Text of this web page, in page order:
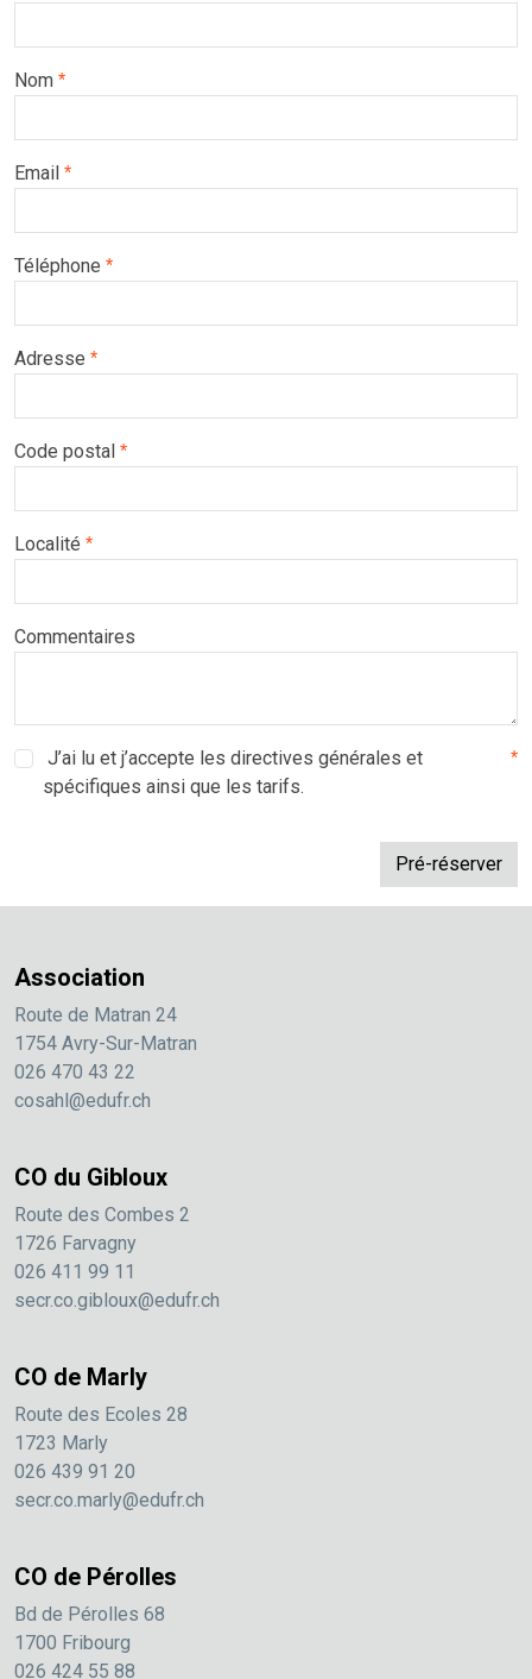
Nom *
Email *
Téléphone *
Adresse *
Code postal *
Localité *
Commentaires
J’ai lu et j’accepte les directives générales et
spécifiques ainsi que les tarifs.
*
Association
Route de Matran 24
1754 Avry-Sur-Matran
026 470 43 22
cosahl@edufr.ch
CO du Gibloux
Route des Combes 2
1726 Farvagny
026 411 99 11
secr.co.gibloux@edufr.ch
CO de Marly
Route des Ecoles 28
1723 Marly
026 439 91 20
secr.co.marly@edufr.ch
CO de Pérolles
Bd de Pérolles 68
1700 Fribourg
026 424 55 88